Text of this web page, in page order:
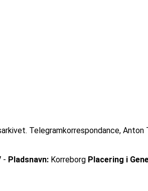
Telegramkorrespondance, Anton
- Pladsnavn: Korreborg Placering i